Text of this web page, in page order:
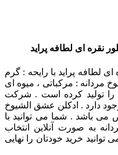
نقره ای لطافه پراید
لطافه پراید با رایحه : گرم
مردانه : مرکباتی ، میوه ای
تولید کرده است . شرکت
دارد . ادکلن عشق الشیوخ
می باشد . شما می توانید با
به صورت آنلاین انتخاب
توانید خرید خودتان را نهایی